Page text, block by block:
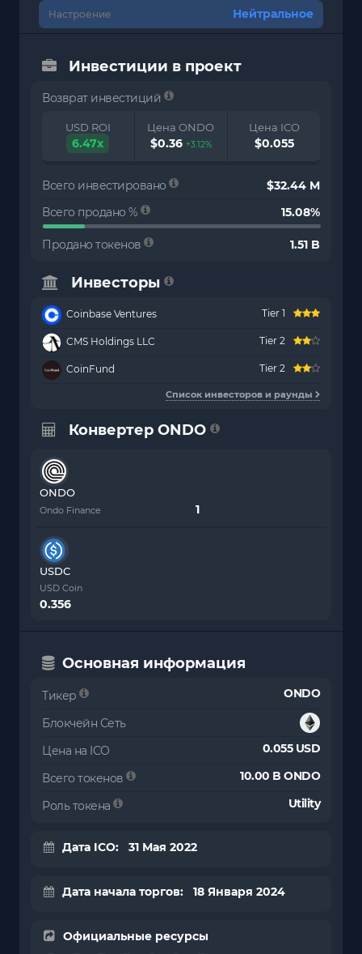
Настроение Нейтральное
Инвестиции в проект
Возврат инвестиций
USD ROI
6.47x
Цена ONDO
$0.36 +3.12%
Цена ICO
$0.055
Всего инвестировано
$32.44 M
Всего продано %
15.08%
Продано токенов 1.51 B
Инвесторы
Coinbase Ventures Tier 1
CMS Holdings LLC Tier 2
CoinFund Tier 2
Список инвесторов и раунды
Конвертер ONDO
ONDO
Ondo Finance
USDC
USD Coin
0.356
Основная информация
Тикер ONDO
Блокчейн Сеть
Цена на ICO
0.055 USD
Всего токенов 10.00 B ONDO
Роль токена Utility
Дата ICO: 31 Мая 2022
Дата начала торгов: 18 Января 2024
Официальные ресурсы